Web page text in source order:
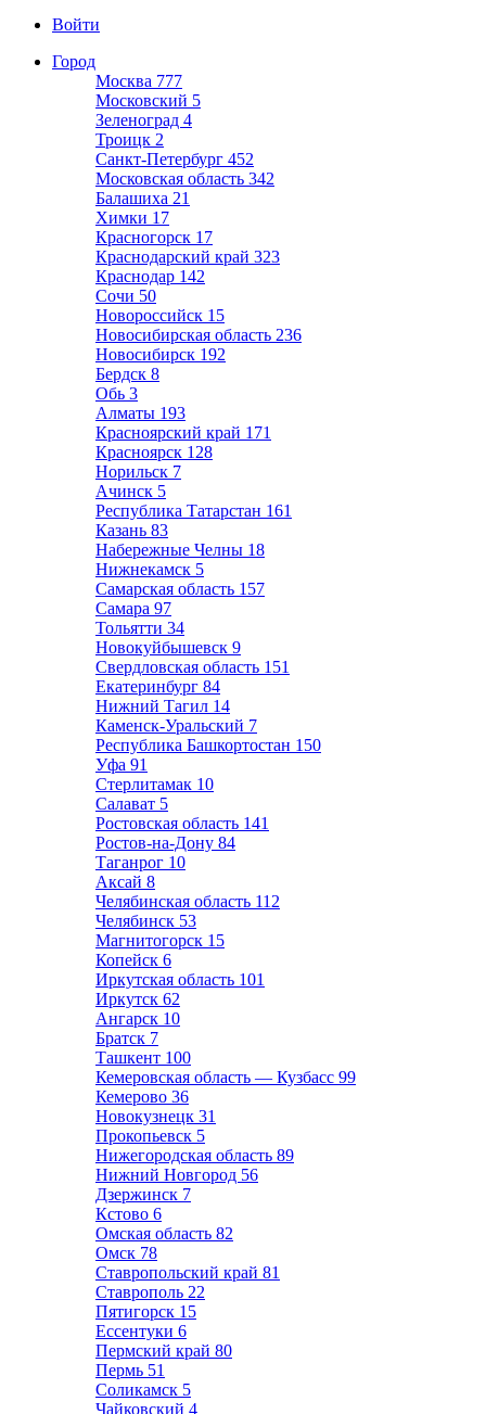
Войти
Город
Москва 777
Московский 5
Зеленоград 4
Троицк 2
Санкт-Петербург 452
Московская область 342
Балашиха 21
Химки 17
Красногорск 17
Краснодарский край 323
Краснодар 142
Сочи 50
Новороссийск 15
Новосибирская область 236
Новосибирск 192
Бердск 8
Обь 3
Алматы 193
Красноярский край 171
Красноярск 128
Норильск 7
Ачинск 5
Республика Татарстан 161
Казань 83
Набережные Челны 18
Нижнекамск 5
Самарская область 157
Самара 97
Тольятти 34
Новокуйбышевск 9
Свердловская область 151
Екатеринбург 84
Нижний Тагил 14
Каменск-Уральский 7
Республика Башкортостан 150
Уфа 91
Стерлитамак 10
Салават 5
Ростовская область 141
Ростов-на-Дону 84
Таганрог 10
Аксай 8
Челябинская область 112
Челябинск 53
Магнитогорск 15
Копейск 6
Иркутская область 101
Иркутск 62
Ангарск 10
Братск 7
Ташкент 100
Кемеровская область — Кузбасс 99
Кемерово 36
Новокузнецк 31
Прокопьевск 5
Нижегородская область 89
Нижний Новгород 56
Дзержинск 7
Кстово 6
Омская область 82
Омск 78
Ставропольский край 81
Ставрополь 22
Пятигорск 15
Ессентуки 6
Пермский край 80
Пермь 51
Соликамск 5
Чайковский 4